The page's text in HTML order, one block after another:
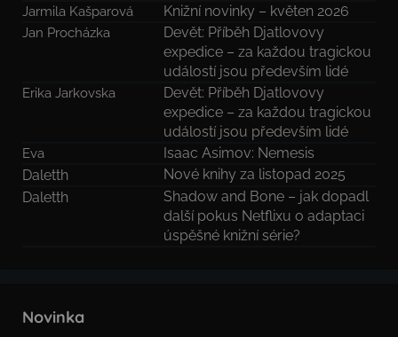
Jarmila Kašparová Knižní novinky – květen 2026
Jan Procházka
Devět: Příběh Djatlovovy
expedice – za každou tragickou
událostí jsou především lidé
Erika Jarkovska
Devět: Příběh Djatlovovy
expedice – za každou tragickou
událostí jsou především lidé
Eva
Isaac Asimov: Nemesis
Daletth
Nové knihy za listopad 2025
Daletth
Shadow and Bone – jak dopadl
další pokus Netflixu o adaptaci
úspěšné knižní série?
Novinka